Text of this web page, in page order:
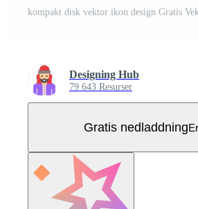
kompakt disk vektor ikon design Gratis
Designing Hub
79 643 Resurser
Gratis nedladdning